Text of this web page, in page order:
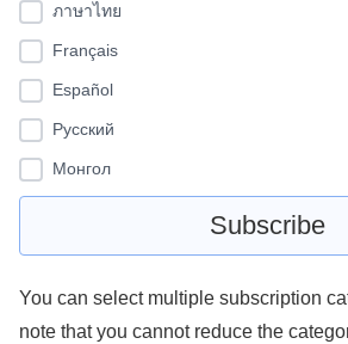
ภาษาไทย
Français
Español
Pусский
Монгол
You can select multiple subscription
note that you cannot reduce the